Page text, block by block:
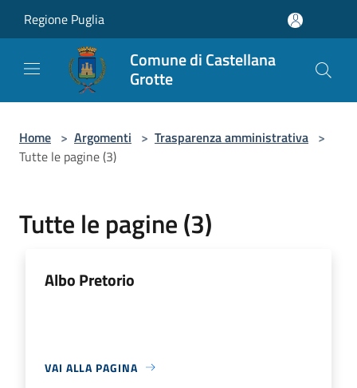
Regione Puglia
Comune di Castellana
Grotte
Home > Argomenti > Trasparenza amministrativa >
Tutte le pagine (3)
Tutte le pagine (3)
Albo Pretorio
VAI ALLA PAGINA